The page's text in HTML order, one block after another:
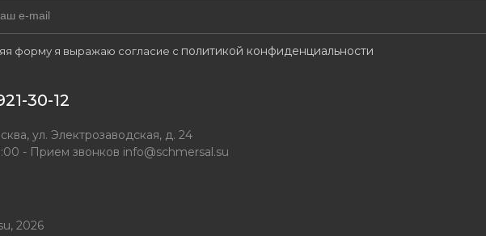
форму я выражаю согласие с политикой конфиденциальности
30-12
ул. Электрозаводская, д. 24
- Прием звонков info@schmersal.su
2026